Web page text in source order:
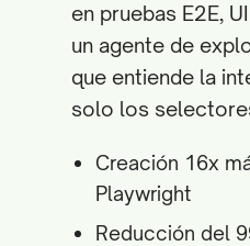
en pruebas E2E,
un agente de
que entiende la
solo los
Creación 16x
Playwright
Reducción del